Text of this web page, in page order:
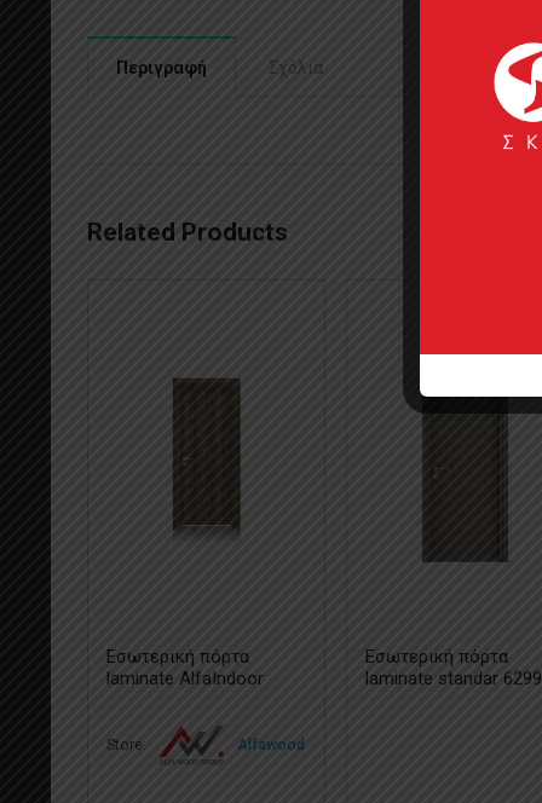
Περιγραφή Σχόλια
Related Products
Εσωτερική πόρτα
laminate AlfaIndoor
Store: Alfawood
Εσωτερική πόρτα
laminate standar 6299